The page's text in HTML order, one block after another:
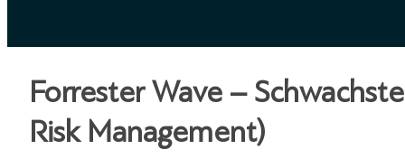
Forrester Wave –
Risk Management)